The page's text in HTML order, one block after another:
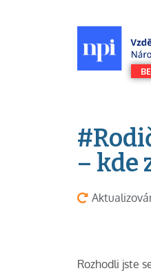
– kde
Rozhodli jste